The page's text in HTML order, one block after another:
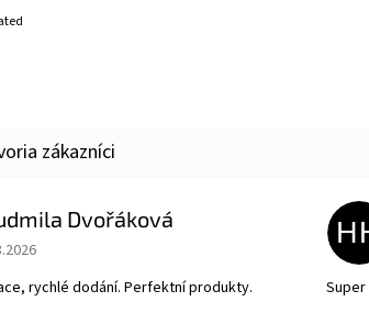
Dvořáková
obchodu je 5 z 5 hviezdičiek.
rychlé dodání. Perfektní produkty.